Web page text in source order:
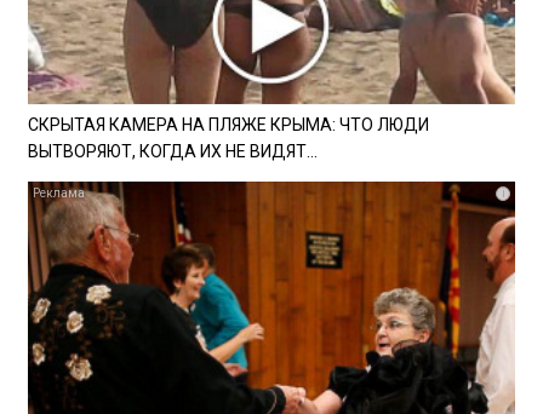
СКРЫТАЯ КАМЕРА НА ПЛЯЖЕ КРЫМА: ЧТО ЛЮДИ
ВЫТВОРЯЮТ, КОГДА ИХ НЕ ВИДЯТ...
i